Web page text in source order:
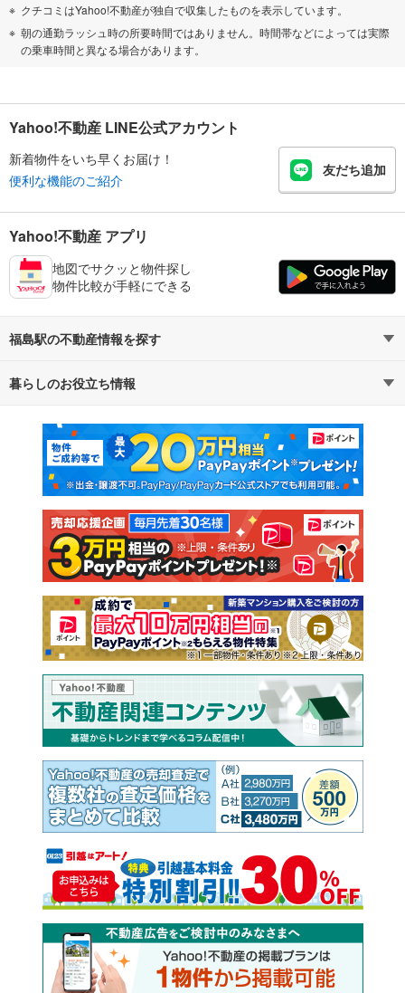
クチコミはYahoo!不動産が独自で収集したものを表示しています。
朝の通勤ラッシュ時の所要時間ではありません。時間帯などによっては実際
の乗車時間と異なる場合があります。
Yahoo!不動産 LINE公式アカウント
新着物件をいち早くお届け！
便利な機能のご紹介
友だち追加
Yahoo!不動産 アプリ
地図でサクッと物件探し
物件比較が手軽にできる
福島駅の不動産情報を探す
不動産・住宅
新築マンション 中古マンション
新築一戸建て 中古一戸建て
注文住宅 土地
売却査定
暮らしのお役立ち情報
マンションカタログ 教えて！住まいの先生